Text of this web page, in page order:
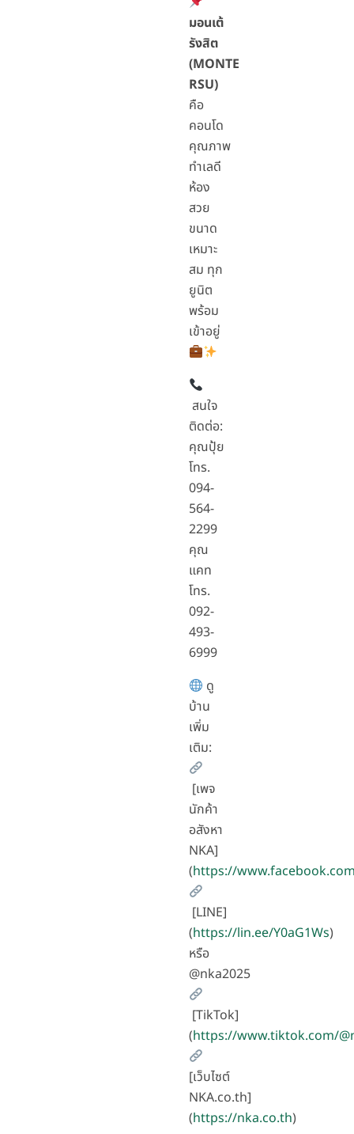
มอนเต้
รังสิต
(MONTE
RSU)
คือ
คอนโด
คุณภาพ
ทำเลดี
ห้อง
สวย
ขนาด
เหมาะ
สม ทุก
ยูนิต
พร้อม
เข้าอยู่
สนใจ
ติดต่อ:
คุณปุ้ย
โทร.
094-
564-
2299
คุณ
แคท
โทร.
092-
493-
6999
ดู
บ้าน
เพิ่ม
เติม:
[เพจ
นักค้า
อสังหา
NKA]
(https://
[LINE]
(https://lin.ee/Y0aG1Ws)
หรือ
@nka2025
[TikTok]
(https://www.tiktok.com/
[เว็บไซต์
NKA.co.th]
(https://nka.co.th)